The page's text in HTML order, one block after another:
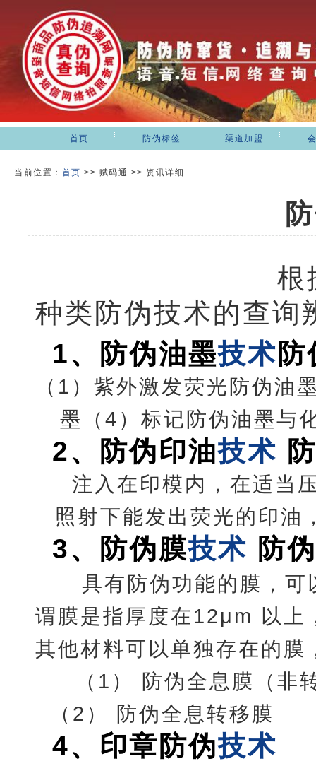
首页 防伪标签 渠道加盟
当前位置： 首页 >> 赋码通 >> 资讯详细
根
种类防伪技术的查询
1、 防伪油墨技术 防
（1）紫外激发荧光防伪
墨（4）标记防伪油墨与
2、 防伪印油技术
注入在印模内，在适当
照射下能发出荧光的印油
3、 防伪膜技术 防伪
具有防伪功能的膜，
谓膜是指厚度在12μm 以
其他材料可以单独存在的膜
（1） 防伪全息膜（非
（2） 防伪全息转移膜
4、 印章防伪技术